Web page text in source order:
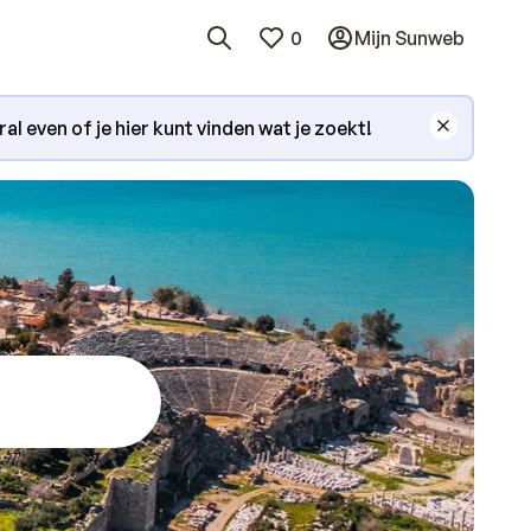
0 Mijn Sunweb
even of je hier kunt vinden wat je zoekt!